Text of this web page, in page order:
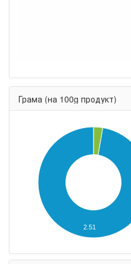
Грама (на 100g продукт)
2.51